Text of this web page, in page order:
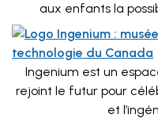
aux enfants la
Ingenium est un
rejoint le futur pour
et